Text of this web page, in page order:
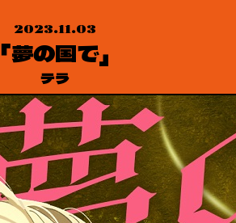
2023.11.03
「夢の国で」
テラ